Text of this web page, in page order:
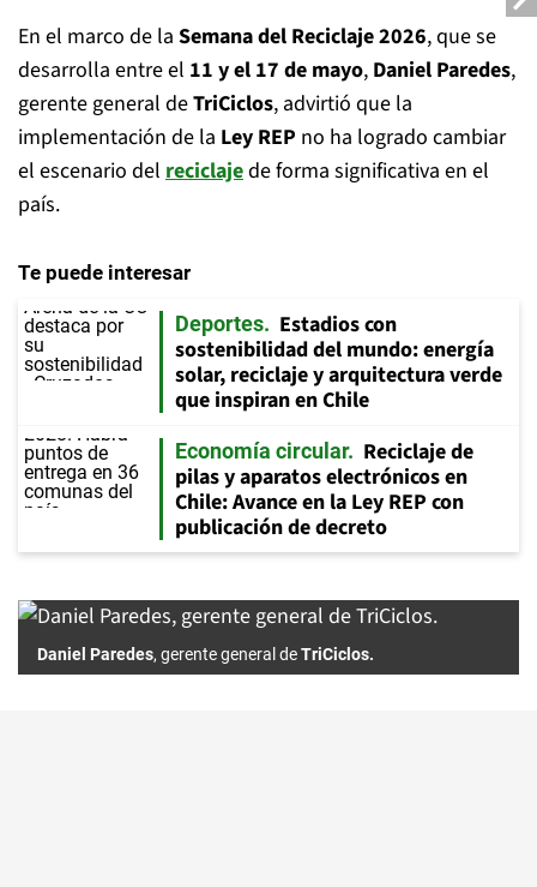
En el marco de la Semana del Reciclaje 2026, que se
desarrolla entre el 11 y el 17 de mayo, Daniel Paredes,
gerente general deTriCiclos, advirtió que la
implementación de la Ley REP no ha logrado cambiar
el escenario del reciclajede forma significativa en el
país.
Te puede interesar
Deportes
Estadios con
sostenibilidad del mundo: energía
solar, reciclaje y arquitectura verde
que inspiran en Chile
Economía circular
Reciclaje de
pilas y aparatos electrónicos en
Chile: Avance en la Ley REP con
publicación de decreto
Daniel Paredes, gerente general deTriCiclos.